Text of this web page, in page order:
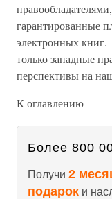
гарантированные
электронных книг.
только западные
перспективы на
К оглавлению
Более 800
Получи 2
подарок и